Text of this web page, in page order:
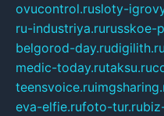
ovucontrol.rusloty-
ru-industriya.rurusskoe-
belgorod-day.rudigilith.ru
medic-today.rutaksu.ru
teensvoice.ru
eva-elfie.rufoto-tur.ru